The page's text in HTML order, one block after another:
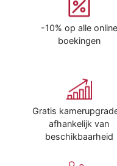
-10% op alle online
boekingen
Gratis
afhankelijk van
beschikbaarheid